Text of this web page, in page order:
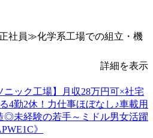
社員≫化学系工場での組立・機
詳細を表示